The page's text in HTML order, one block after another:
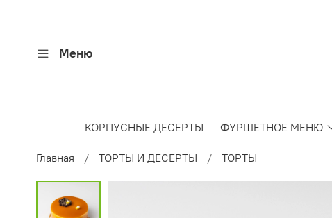
Меню
КОРПУСНЫЕ ДЕСЕРТЫ ФУРШЕТНОЕ МЕНЮ
Главная ТОРТЫ И ДЕСЕРТЫ ТОРТЫ